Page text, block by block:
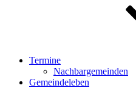
Termine
Nachbargemeinden
Gemeindeleben